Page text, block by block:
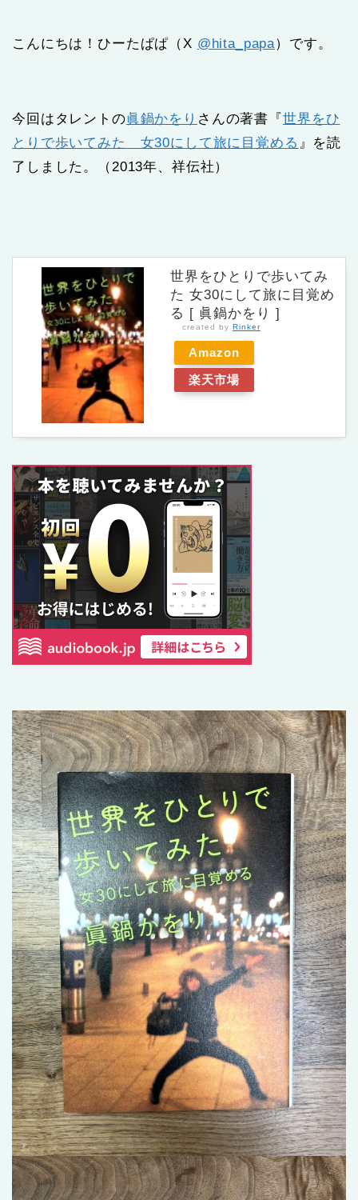
こんにちは！ひーたぱぱ（X @hita_papa）です。
今回はタレントの眞鍋かをり さんの著書『世界をひ
とりで歩いてみた 女30にして旅に目覚める 』を読
了しました。（2013年、祥伝社）
世界をひとりで歩いてみ
た 女30にして旅に目覚め
る [ 眞鍋かをり ]
created by Rinker
Amazon
楽天市場